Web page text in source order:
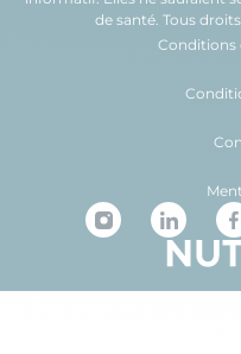
de santé. Tous
Conditions